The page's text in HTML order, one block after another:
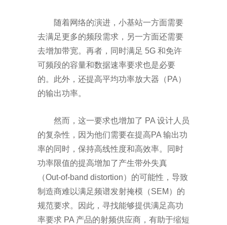
随着网络的演进，小基站一方面需要
去满足更多的频段需求，另一方面还需要
去增加带宽。再者，同时满足 5G 和免许
可频段的容量和数据速率要求也是必要
的。此外，还提高平均功率放大器（ PA）
的输出功率。
然而，这一要求也增加了 PA 设计人员
的复杂性，因为他们需要在提高PA 输出功
率的同时，保持高线性度和高效率。同时
功率限值的提高增加了产生带外失真
（Out-of-band distortion）的可能性，导致
制造商难以满足频谱发射掩模（SEM ）的
规范要求。因此，寻找能够提供满足高功
率要求 PA 产品的射频供应商，有助于缩短